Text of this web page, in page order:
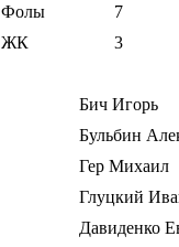
Фолы
7
ЖК
3
Бич Игорь
Бульбин
Гер Михаил
Глуцкий
Давиденко